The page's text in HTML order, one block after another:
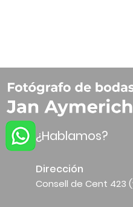
¿Hablamos?
Dirección
Consell de Cent 423